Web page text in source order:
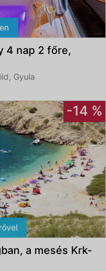
4 nap 2 főre,
Gyula
-14 %
a mesés Krk-